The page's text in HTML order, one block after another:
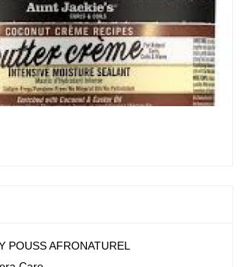
POUSS AFRONATUREL